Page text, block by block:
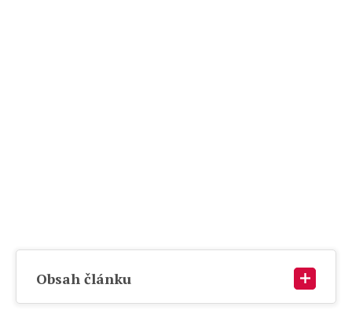
Obsah článku